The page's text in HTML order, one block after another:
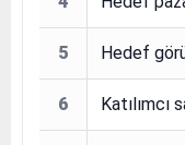
5 Hedef
6 Katılımcı